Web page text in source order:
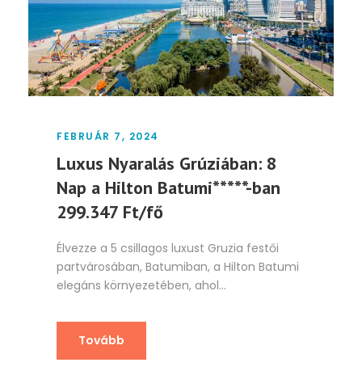
FEBRUÁR 7, 2024
Luxus Nyaralás Grúziában: 8
Nap a Hilton Batumi*****-ban
299.347 Ft/fő
Élvezze a 5 csillagos luxust Gruzia festői
partvárosában, Batumiban, a Hilton Batumi
elegáns környezetében, ahol...
Tovább